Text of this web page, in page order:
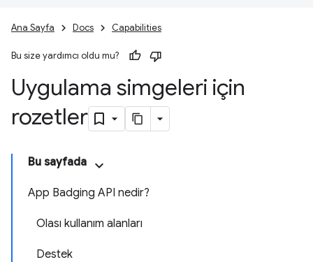
Ana Sayfa Docs Capabilities
Bu size yardımcı oldu mu?
Uygulama simgeleri için
rozetler
Bu sayfada
App Badging API nedir?
Olası kullanım alanları
Destek